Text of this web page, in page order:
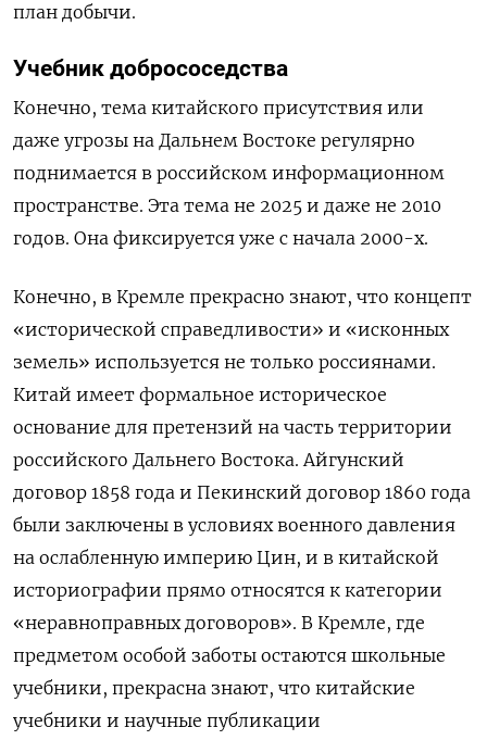
план добычи.
Учебник добрососедства
Конечно, тема китайского присутствия или
даже угрозы на Дальнем Востоке регулярно
поднимается в российском информационном
пространстве. Эта тема не 2025 и даже не 2010
годов. Она фиксируется уже с начала 2000-х.
Конечно, в Кремле прекрасно знают, что концепт
«исторической справедливости» и «исконных
земель» используется не только россиянами.
Китай имеет формальное историческое
основание для претензий на часть территории
российского Дальнего Востока. Айгунский
договор 1858 года и Пекинский договор 1860 года
были заключены в условиях военного давления
на ослабленную империю Цин, и в китайской
историографии прямо относятся к категории
«неравноправных договоров». В Кремле, где
предметом особой заботы остаются школьные
учебники, прекрасна знают, что китайские
учебники и научные публикации